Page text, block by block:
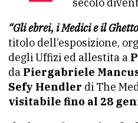
secolo
“Gli ebrei, i Medici e il
titolo dell’esposizione,
degli Uffizi ed allestita a
da Piergabriele
Sefy Hendler di The
visitabile fino al 28